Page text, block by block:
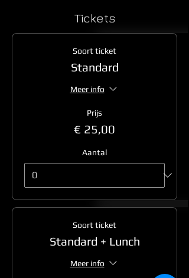
Tickets
Soort ticket
Standard
Meer info
Prijs
€ 25,00
Aantal
Soort ticket
Standard + Lunch
Meer info